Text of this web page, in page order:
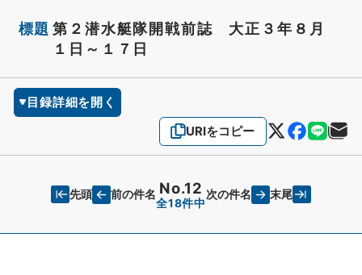
標題 第２潜水艇隊開戦前誌 大正３年８月
１日～１７日
目録詳細を開く
URIをコピー
先頭 前の件名 No.12
全18件中
次の件名 末尾